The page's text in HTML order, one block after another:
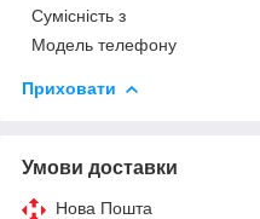
Сумісність з
Модель телефону
Приховати
Умови доставки
Нова Пошта